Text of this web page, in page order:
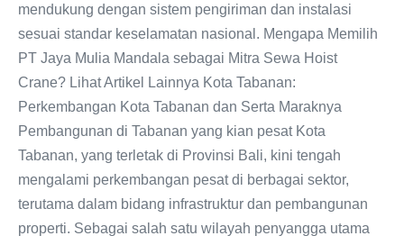
mendukung dengan sistem pengiriman dan instalasi
sesuai standar keselamatan nasional. Mengapa Memilih
PT Jaya Mulia Mandala sebagai Mitra Sewa Hoist
Crane? Lihat Artikel Lainnya Kota Tabanan:
Perkembangan Kota Tabanan dan Serta Maraknya
Pembangunan di Tabanan yang kian pesat Kota
Tabanan, yang terletak di Provinsi Bali, kini tengah
mengalami perkembangan pesat di berbagai sektor,
terutama dalam bidang infrastruktur dan pembangunan
properti. Sebagai salah satu wilayah penyangga utama